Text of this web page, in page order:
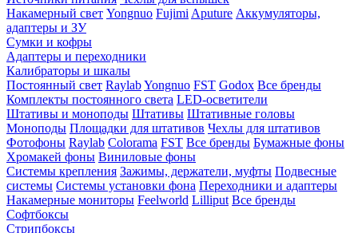
Накамерный свет Yongnuo Fujimi Aputure Аккумуляторы,
адаптеры и ЗУ
Сумки и кофры
Адаптеры и переходники
Калибраторы и шкалы
Постоянный свет RaylabYongnuo FST Godox Все бренды
Комплекты постоянного света LED-осветители
Штативы и моноподы Штативы Штативные головы
Моноподы Площадки для штативов Чехлы для штативов
Фотофоны Raylab Colorama FST Все бренды Бумажные фоны
Хромакей фоны Виниловые фоны
Системы крепления Зажимы, держатели, муфты Подвесные
системы Системы установки фона Переходники и адаптеры
Накамерные мониторы Feelworld Lilliput Все бренды
Софтбоксы
Стрипбоксы